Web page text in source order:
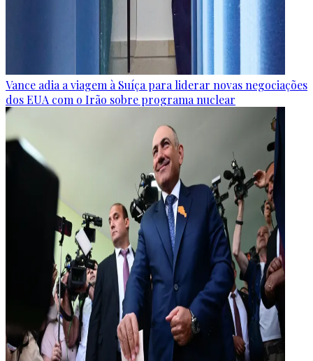
Vance adia a viagem à Suíça para liderar novas negociações
dos EUA com o Irão sobre programa nuclear